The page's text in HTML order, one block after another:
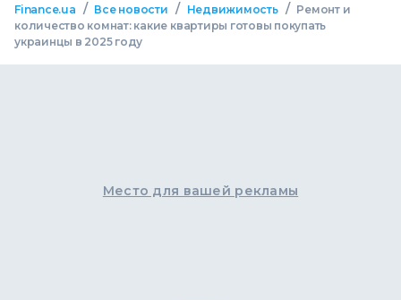
Finance.ua / Все новости / Недвижимость / Ремонт и
количество комнат: какие квартиры готовы покупать
украинцы в 2025 году
Место для вашей рекламы